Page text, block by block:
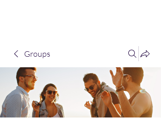
Groups